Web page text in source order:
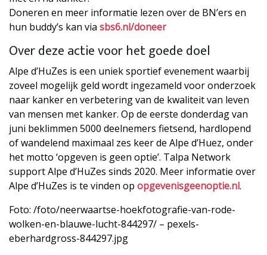
Doneren en meer informatie lezen over de BN’ers en
hun buddy’s kan via sbs6.nl/doneer
Over deze actie voor het goede doel
Alpe d’HuZes is een uniek sportief evenement waarbij
zoveel mogelijk geld wordt ingezameld voor onderzoek
naar kanker en verbetering van de kwaliteit van leven
van mensen met kanker. Op de eerste donderdag van
juni beklimmen 5000 deelnemers fietsend, hardlopend
of wandelend maximaal zes keer de Alpe d’Huez, onder
het motto ‘opgeven is geen optie’. Talpa Network
support Alpe d’HuZes sinds 2020. Meer informatie over
Alpe d’HuZes is te vinden op opgevenisgeenoptie.nl.
Foto: /foto/neerwaartse-hoekfotografie-van-rode-
wolken-en-blauwe-lucht-844297/ – pexels-
eberhardgross-844297.jpg